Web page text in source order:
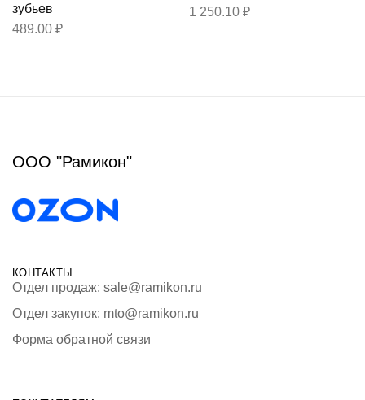
зубьев
489.00 ₽
1 250.10 ₽
ООО "Рамикон"
КОНТАКТЫ
Отдел продаж: sale@ramikon.ru
Отдел закупок: mto@ramikon.ru
Форма обратной связи